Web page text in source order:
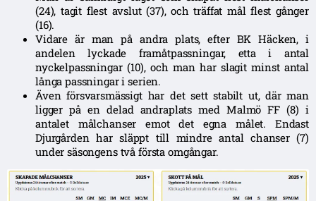
(24), tagit flest avslut (37), och träffat mål flest gånger
(16).
Vidare är man på andra plats, efter BK Häcken, i
andelen lyckade framåtpassningar, etta i antal
nyckelpassningar (10), och man har slagit minst antal
långa passningar i serien.
Även försvarsmässigt har det sett stabilt ut, där man
ligger på en delad andraplats med Malmö FF (8) i
antalet målchanser emot det egna målet. Endast
Djurgården har släppt till mindre antal chanser (7)
under säsongens två första omgångar.